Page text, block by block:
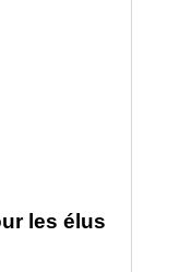
les élus